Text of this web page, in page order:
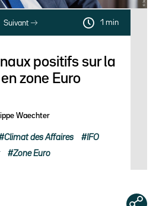
Suivant 1 min
positifs sur la
zone Euro
Waechter
Climat des Affaires IFO
Zone Euro